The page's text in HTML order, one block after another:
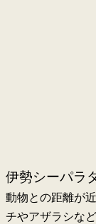
伊勢シーパラ
動物との距離が
チやアザラシな